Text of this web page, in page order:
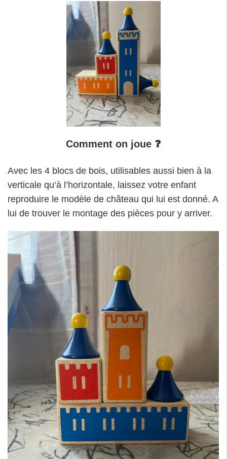
Comment on joue ❓
Avec les 4 blocs de bois, utilisables aussi bien à la
verticale qu’à l’horizontale, laissez votre enfant
reproduire le modèle de château qui lui est donné. A
lui de trouver le montage des pièces pour y arriver.